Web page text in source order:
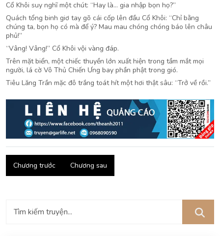
Cổ Khôi suy nghĩ một chút: “Hay là… gia nhập bọn họ?”
Quách tổng binh giơ tay gõ cái cốp lên đầu Cổ Khôi: “Chỉ bằng
chúng ta, bọn họ có mà để ý? Mau mau chóng chóng báo lên châu
phủ!”
“Vâng! Vâng!” Cổ Khôi vội vàng đáp.
Trên mặt biển, một chiếc thuyền lớn xuất hiện trong tầm mắt mọi
người, lá cờ Vô Thủ Chiến Ưng bay phần phật trong gió.
Tiêu Lăng Trần mặc đô trắng toát hít một hơi thật sâu: “Trở về rồi.”
Chương trước Chương sau